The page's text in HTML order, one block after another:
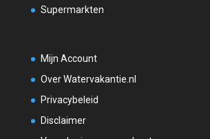
Supermarkten
Mijn Account
Over Watervakantie.nl
Privacybeleid
Disclaimer